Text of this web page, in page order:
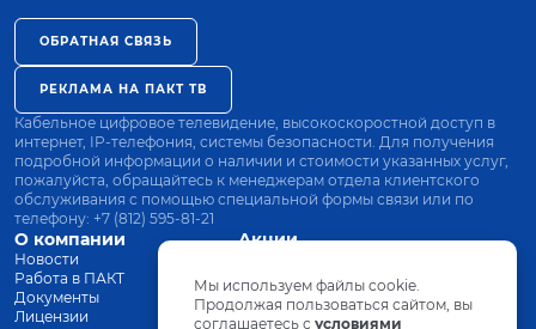
О компании
Новости
Работа в ПАКТ
Документы
Лицензии
Акции
Оплата
Оборудование
ОБРАТНАЯ СВЯЗЬ
РЕКЛАМА НА ПАКТ ТВ
Кабельное цифровое телевидение, высокоскоростной доступ в
интернет, IP-телефония, системы безопасности. Для получения
подробной информации о наличии и стоимости указанных услуг,
пожалуйста, обращайтесь к менеджерам отдела клиентского
обслуживания с помощью специальной формы связи или по
телефону: +7 (812) 595-81-21
Мы используем файлы cookie.
Продолжая пользоваться сайтом, вы
соглашаетесь с условиями